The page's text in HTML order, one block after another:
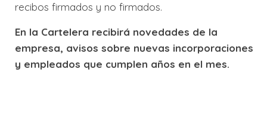
recibos firmados y no firmados.
En la Cartelera recibirá novedades de la
empresa, avisos sobre nuevas incorporaciones
y empleados que cumplen años en el mes.